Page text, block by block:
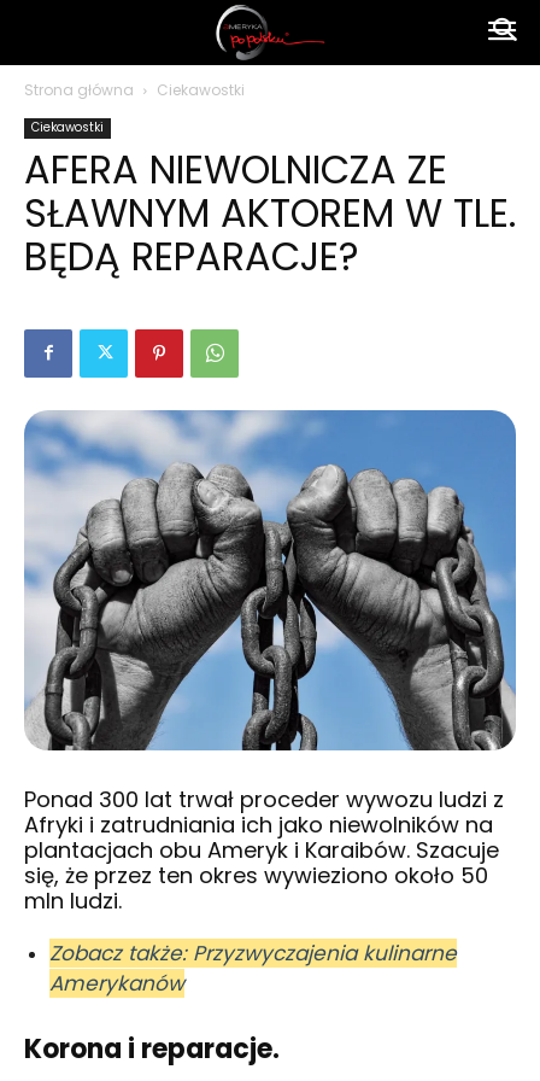
polsku
Strona główna Ciekawostki
Ciekawostki
AFERA NIEWOLNICZA ZE
SŁAWNYM AKTOREM W TLE.
BĘDĄ REPARACJE?
Ponad 300 lat trwał proceder wywozu ludzi z
Afryki i zatrudniania ich jako niewolników na
plantacjach obu Ameryk i Karaibów. Szacuje
się, że przez ten okres wywieziono około 50
mln ludzi.
Zobacz także: Przyzwyczajenia kulinarne
Amerykanów
Korona i reparacje.